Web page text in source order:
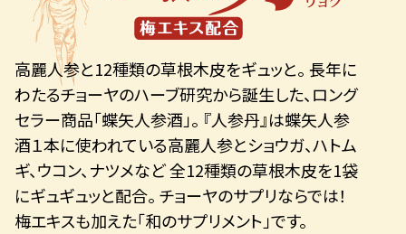
高麗人参と12種類の草根木皮をギュッと。 長年に
わたるチョーヤのハーブ研究から誕生した、ロング
セラー商品「蝶矢人参酒」。 『人参丹』は蝶矢人参
酒１本に使われている高麗人参とショウガ、ハトム
ギ、ウコン、ナツメなど 全12種類の草根木皮を1袋
にギュギュッと配合。 チョーヤのサプリならでは！
梅エキスも加えた「和のサプリメント」です。